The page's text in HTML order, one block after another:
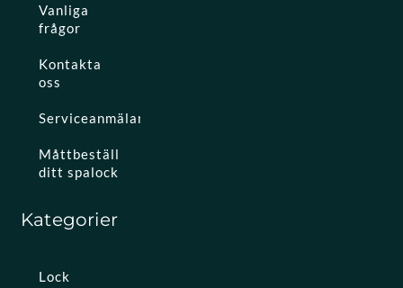
Vanliga
frågor
Kontakta
oss
Serviceanmälan
Måttbeställ
ditt spalock
Kategorier
Lock